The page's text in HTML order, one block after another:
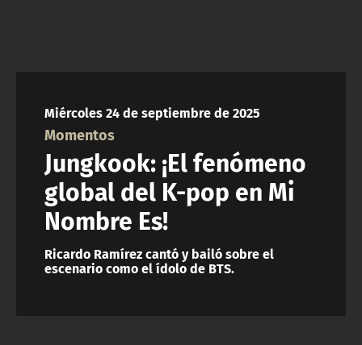
Miércoles 24 de septiembre de 2025
Momentos
Jungkook: ¡El fenómeno
global del K-pop en Mi
Nombre Es!
Ricardo Ramírez cantó y bailó sobre el
escenario como el ídolo de BTS.